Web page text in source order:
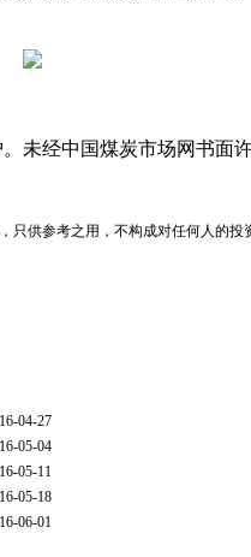
经中国煤炭市场网书面
供参考之用，不构成对任何人的
04-27
05-04
05-11
05-18
06-01